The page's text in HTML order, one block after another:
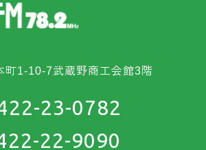
町1-10-7武蔵野商工会館3階
23-0782
22-9090